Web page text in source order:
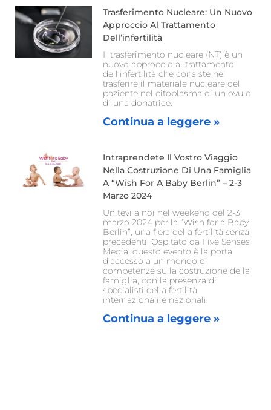
Trasferimento Nucleare: Un Nuovo
Approccio Al Trattamento
Dell’infertilità
Il trasferimento nucleare (NT) è un
nuovo approccio al trattamento
dell’infertilità che consiste nel
trasferire il materiale nucleare del
paziente nel citoplasma di un ovulo
di una donatrice.
Continua a leggere »
Intraprendete Il Vostro Viaggio
Nella Costruzione Di Una Famiglia
A “Wish For A Baby Berlin” – 2-3
Marzo 2024
Unitevi a noi nel weekend del 2-3
marzo 2024 per la “Wish for a Baby
Berlin”, una fiera della fertilità senza
precedenti. Ospitato da Five Senses
Media, questo evento è la porta
d’accesso a un mondo di
competenze sulla costruzione della
famiglia, con la presenza di
specialisti della fertilità
internazionali e nazionali.
Continua a leggere »